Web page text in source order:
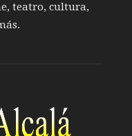
teatro, cultura,